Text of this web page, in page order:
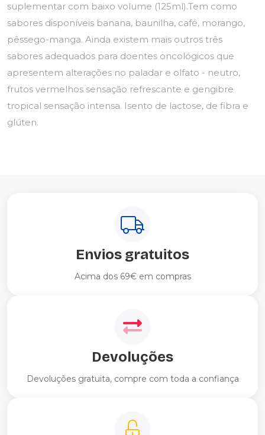
suplementar com baixo volume (125ml).Tem como
sabores disponíveis banana, baunilha, café, morango,
pêssego-manga. Ainda existem mais outros três
sabores adequados para doentes oncológicos que
apresentem alterações no paladar e olfato - neutro,
frutos vermelhos sensação refrescante e gengibre
tropical sensação intensa. Isento de lactose, de fibra e
glúten.
Envios gratuitos
Acima dos 69€ em compras
Devoluções
Devoluções gratuita, compre com toda a confiança